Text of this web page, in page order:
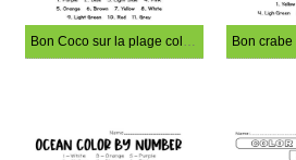
Bon Coco sur la plage coloration magique